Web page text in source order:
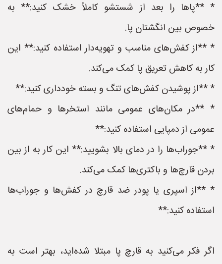
* **پاها را بعد از شستشو کاملاً خشک کنید:** به
خصوص بین انگشتان پا.
* **از کفش‌های مناسب و تهویه‌دار استفاده کنید:** این
کار به کاهش تعریق پا کمک می‌کند.
* **از پوشیدن کفش‌های تنگ و بسته خودداری کنید:**
* **در مکان‌های عمومی مانند استخرها و حمام‌های
عمومی از دمپایی استفاده کنید:**
* **جوراب‌ها را در دمای بالا بشویید:** این کار به از بین
بردن قارچ‌ها و باکتری‌ها کمک می‌کند.
* **از اسپری یا پودر ضد قارچ در کفش‌ها و جوراب‌ها
استفاده کنید:**
اگر فکر می‌کنید به قارچ پا مبتلا شده‌اید، بهتر است به